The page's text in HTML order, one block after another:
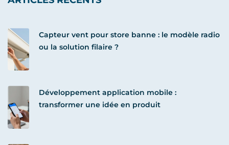
Capteur vent pour store banne : le modèle radio
ou la solution filaire ?
Développement application mobile :
transformer une idée en produit